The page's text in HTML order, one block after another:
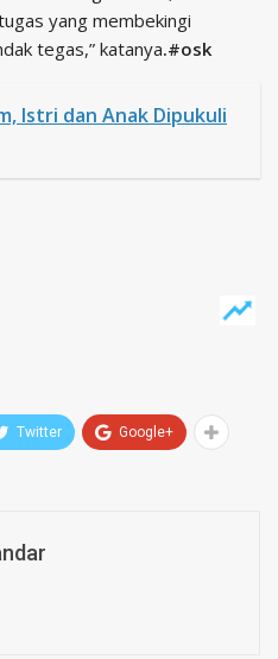
yang membekingi
tegas,” katanya.#osk
Istri dan Anak Dipukuli
Twitter Google+